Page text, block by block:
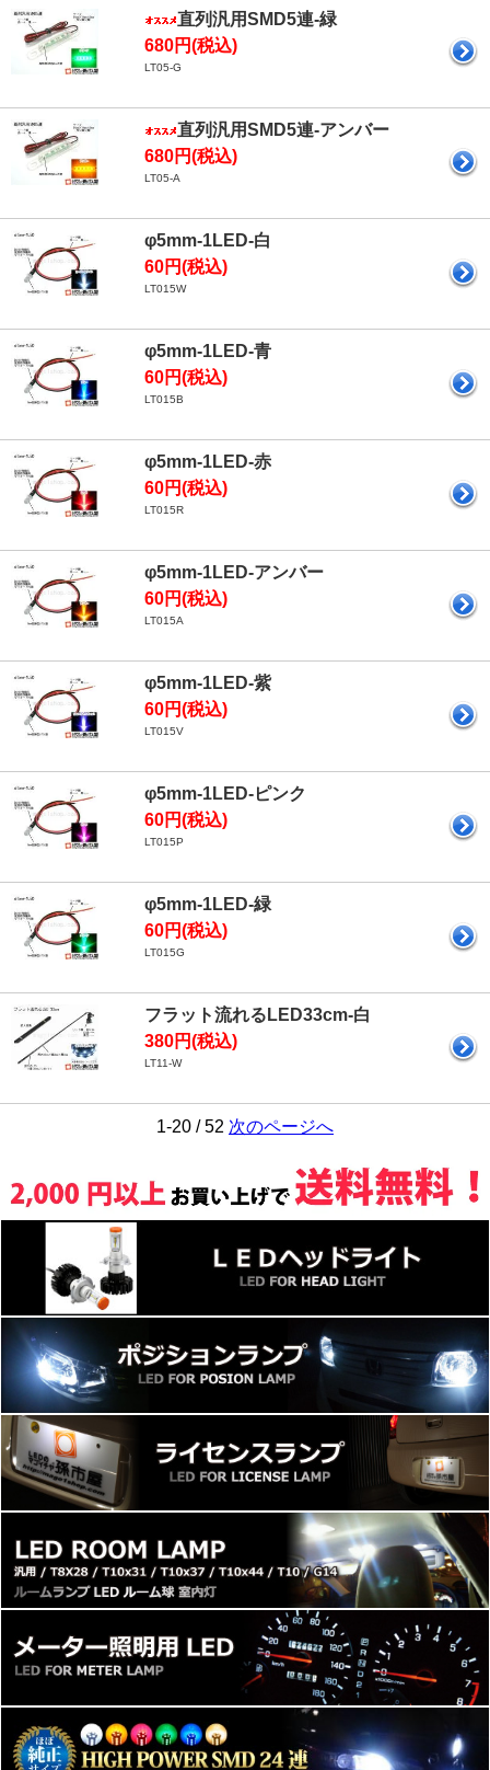
直列汎用SMD5連-緑
680円(税込)
LT05-G
直列汎用SMD5連-アンバー
680円(税込)
LT05-A
φ5mm-1LED-白
60円(税込)
LT015W
φ5mm-1LED-青
60円(税込)
LT015B
φ5mm-1LED-赤
60円(税込)
LT015R
φ5mm-1LED-アンバー
60円(税込)
LT015A
φ5mm-1LED-紫
60円(税込)
LT015V
φ5mm-1LED-ピンク
60円(税込)
LT015P
φ5mm-1LED-緑
60円(税込)
LT015G
フラット流れるLED33cm-白
380円(税込)
LT11-W
1-20 / 52 次のページへ